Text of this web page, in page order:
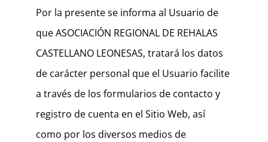
Por la presente se informa al Usuario de
que ASOCIACIÓN REGIONAL DE REHALAS
CASTELLANO LEONESAS, tratará los datos
de carácter personal que el Usuario facilite
a través de los formularios de contacto y
registro de cuenta en el Sitio Web, así
como por los diversos medios de